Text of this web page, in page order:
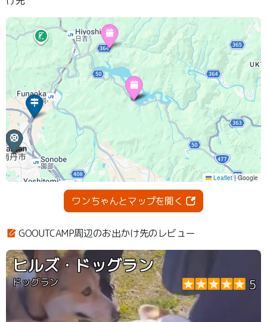
ワンちゃんとマップを開く
GOOUTCAMP周辺のお出かけ先のレビュー
ヒルズ・ドッグラン
ドッグラン 5